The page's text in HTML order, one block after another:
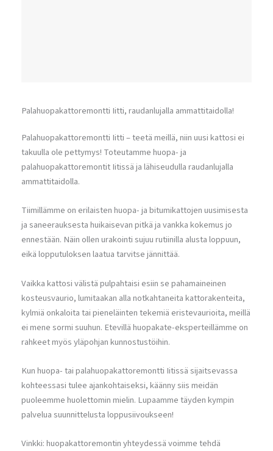
Palahuopakattoremontti Iitti, raudanlujalla ammattitaidolla!
Palahuopakattoremontti Iitti – teetä meillä, niin uusi kattosi ei
takuulla ole pettymys! Toteutamme huopa- ja
palahuopakattoremontit Iitissä ja lähiseudulla raudanlujalla
ammattitaidolla.
Tiimillämme on erilaisten huopa- ja bitumikattojen uusimisesta
ja saneerauksesta huikaisevan pitkä ja vankka kokemus jo
ennestään. Näin ollen urakointi sujuu rutiinilla alusta loppuun,
eikä lopputuloksen laatua tarvitse jännittää.
Vaikka kattosi välistä pulpahtaisi esiin se pahamaineinen
kosteusvaurio, lumitaakan alla notkahtaneita kattorakenteita,
kylmiä onkaloita tai pieneläinten tekemiä eristevaurioita, meillä
ei mene sormi suuhun. Etevillä huopakate-eksperteillämme on
rahkeet myös yläpohjan kunnostustöihin.
Kun huopa- tai palahuopakattoremontti Iitissä sijaitsevassa
kohteessasi tulee ajankohtaiseksi, käänny siis meidän
puoleemme huolettomin mielin. Lupaamme täyden kympin
palvelua suunnittelusta loppusiivoukseen!
Vinkki: huopakattoremontin yhteydessä voimme tehdä